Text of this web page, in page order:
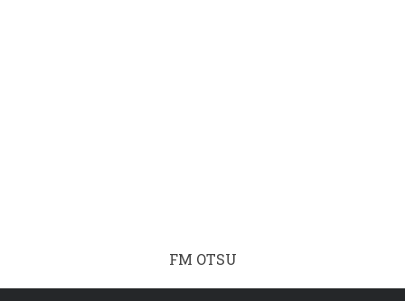
FM OTSU